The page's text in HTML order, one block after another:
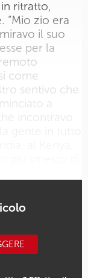
ritratto,
“Mio zio era
il suo
per la
come
sentivo che
a